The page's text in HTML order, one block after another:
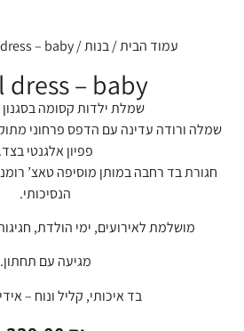
עמוד הבית/בנות/
– baby
dress – baby
שמלת ילדות קסומה
שמלה ורודה עדינה עם הדפס פרחוני
פפיון אלגנטי בצד.
חגורת בד רחבה במותן מוסיפה טאצ’
הנסיכותי.
מושלמת לאירועים, ימי הולדת,
מגיעה עם תחתון.
בד איכותי, קליל ונוח –